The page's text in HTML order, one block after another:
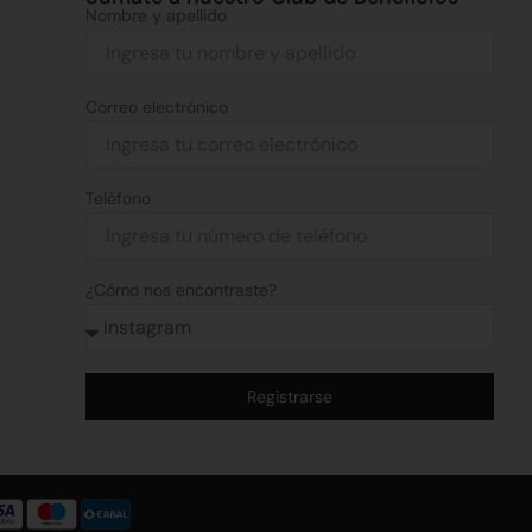
Nombre y apellido
Correo electrónico
Teléfono
¿Cómo nos encontraste?
Registrarse